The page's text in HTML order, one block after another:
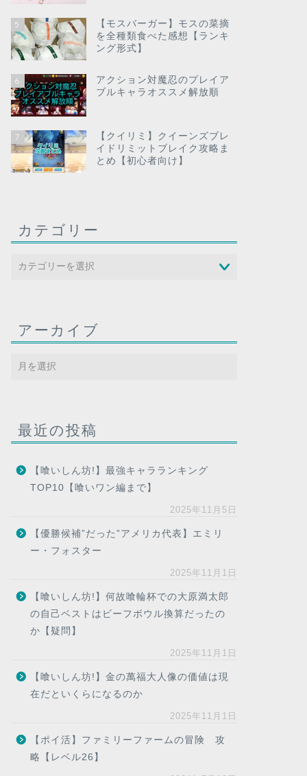
5
【モスバーガー】モスの菜摘
を全種類食べた感想【ランキ
ング形式】
6
アクション対魔忍のプレイア
ブルキャラオススメ解放順
7
【クイリミ】クイーンズブレ
イドリミットブレイク攻略ま
とめ【初心者向け】
カテゴリー
アーカイブ
最近の投稿
【喰いしん坊!】最強キャラランキング
TOP10【喰いワン編まで】
2025年11月5日
【優勝候補”だった”アメリカ代表】エミリ
ー・フォスター
2025年11月1日
【喰いしん坊!】何故喰輪杯での大原満太郎
の自己ベストはビーフボウル換算だったの
か【疑問】
2025年11月1日
【喰いしん坊!】金の萬福大人像の価値は現
在だといくらになるのか
2025年11月1日
【ポイ活】ファミリーファームの冒険 攻
略【レベル26】